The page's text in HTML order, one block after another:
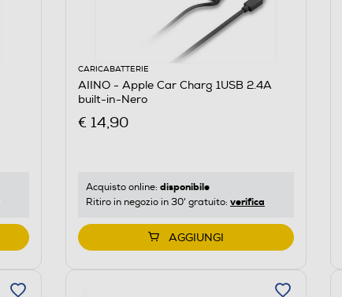
CARICABATTERIE
AIINO - Apple Car Charg 1USB 2.4A
built-in-Nero
€ 14,90
Acquisto online: disponibile
Ritiro in negozio in 30' gratuito: verifica
AGGIUNGI